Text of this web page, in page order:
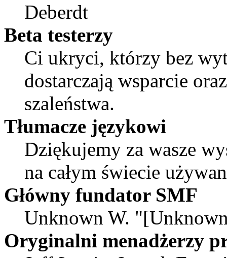
Deberdt
Beta testerzy
Ci ukryci, którzy bez
dostarczają wsparcie
szaleństwa.
Tłumacze językowi
Dziękujemy za wasze
na całym świecie
Główny fundator SMF
Unknown W.
Oryginalni menadżerzy